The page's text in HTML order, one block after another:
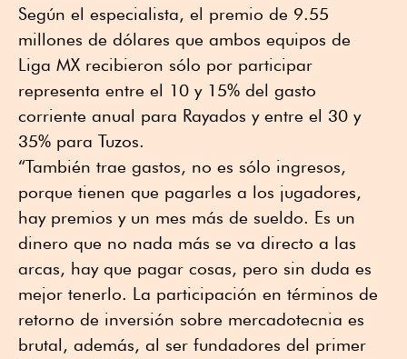
Según el especialista, el premio de 9.55
millones de dólares que ambos equipos de
Liga MX recibieron sólo por participar
representa entre el 10 y 15% del gasto
corriente anual para Rayados y entre el 30 y
35% para Tuzos.
“También trae gastos, no es sólo ingresos,
porque tienen que pagarles a los jugadores,
hay premios y un mes más de sueldo. Es un
dinero que no nada más se va directo a las
arcas, hay que pagar cosas, pero sin duda es
mejor tenerlo. La participación en términos de
retorno de inversión sobre mercadotecnia es
brutal, además, al ser fundadores del primer